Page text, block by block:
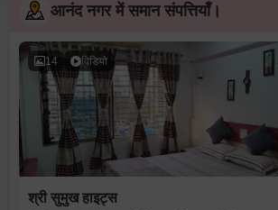
आनंद नगर में समान संपत्तियाँ।
14 विडियो
श्री सुमुख हाइट्स